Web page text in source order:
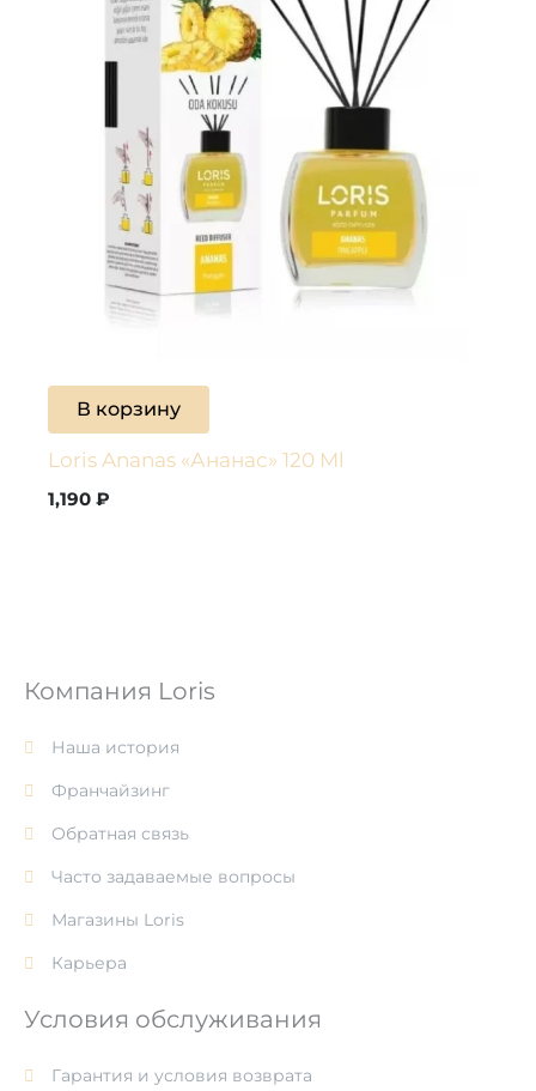
В корзину
Loris Ananas «Ананас» 120 Ml
1,190₽
Компания Loris
Наша история
Франчайзинг
Обратная связь
Часто задаваемые вопросы
Магазины Loris
Карьера
Условия обслуживания
Гарантия и условия возврата